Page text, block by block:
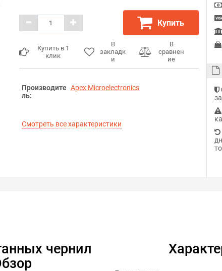
Купить
Купить в 1
клик
В
закладк
и
В
сравнен
ие
Производите
ль:
Apex Microelectronics
Смотреть все характеристики
чернил